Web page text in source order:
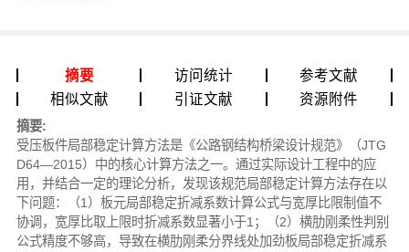
摘要 访问统计
参考文献
相似文献
引证文献 资源附件
摘要:
受压板件局部稳定计算方法是《公路钢结构桥梁设计规范》（JTG
D64—2015）中的核心计算方法之一。通过实际设计工程中的应
用，并结合一定的理论分析，发现该规范局部稳定计算方法存在以
下问题：（1）板元局部稳定折减系数计算公式与宽厚比限制值不
协调，宽厚比取上限时折减系数显著小于1；（2）横肋刚柔性判别
公式精度不够高，导致在横肋刚柔分界线处加劲板局部稳定折减系